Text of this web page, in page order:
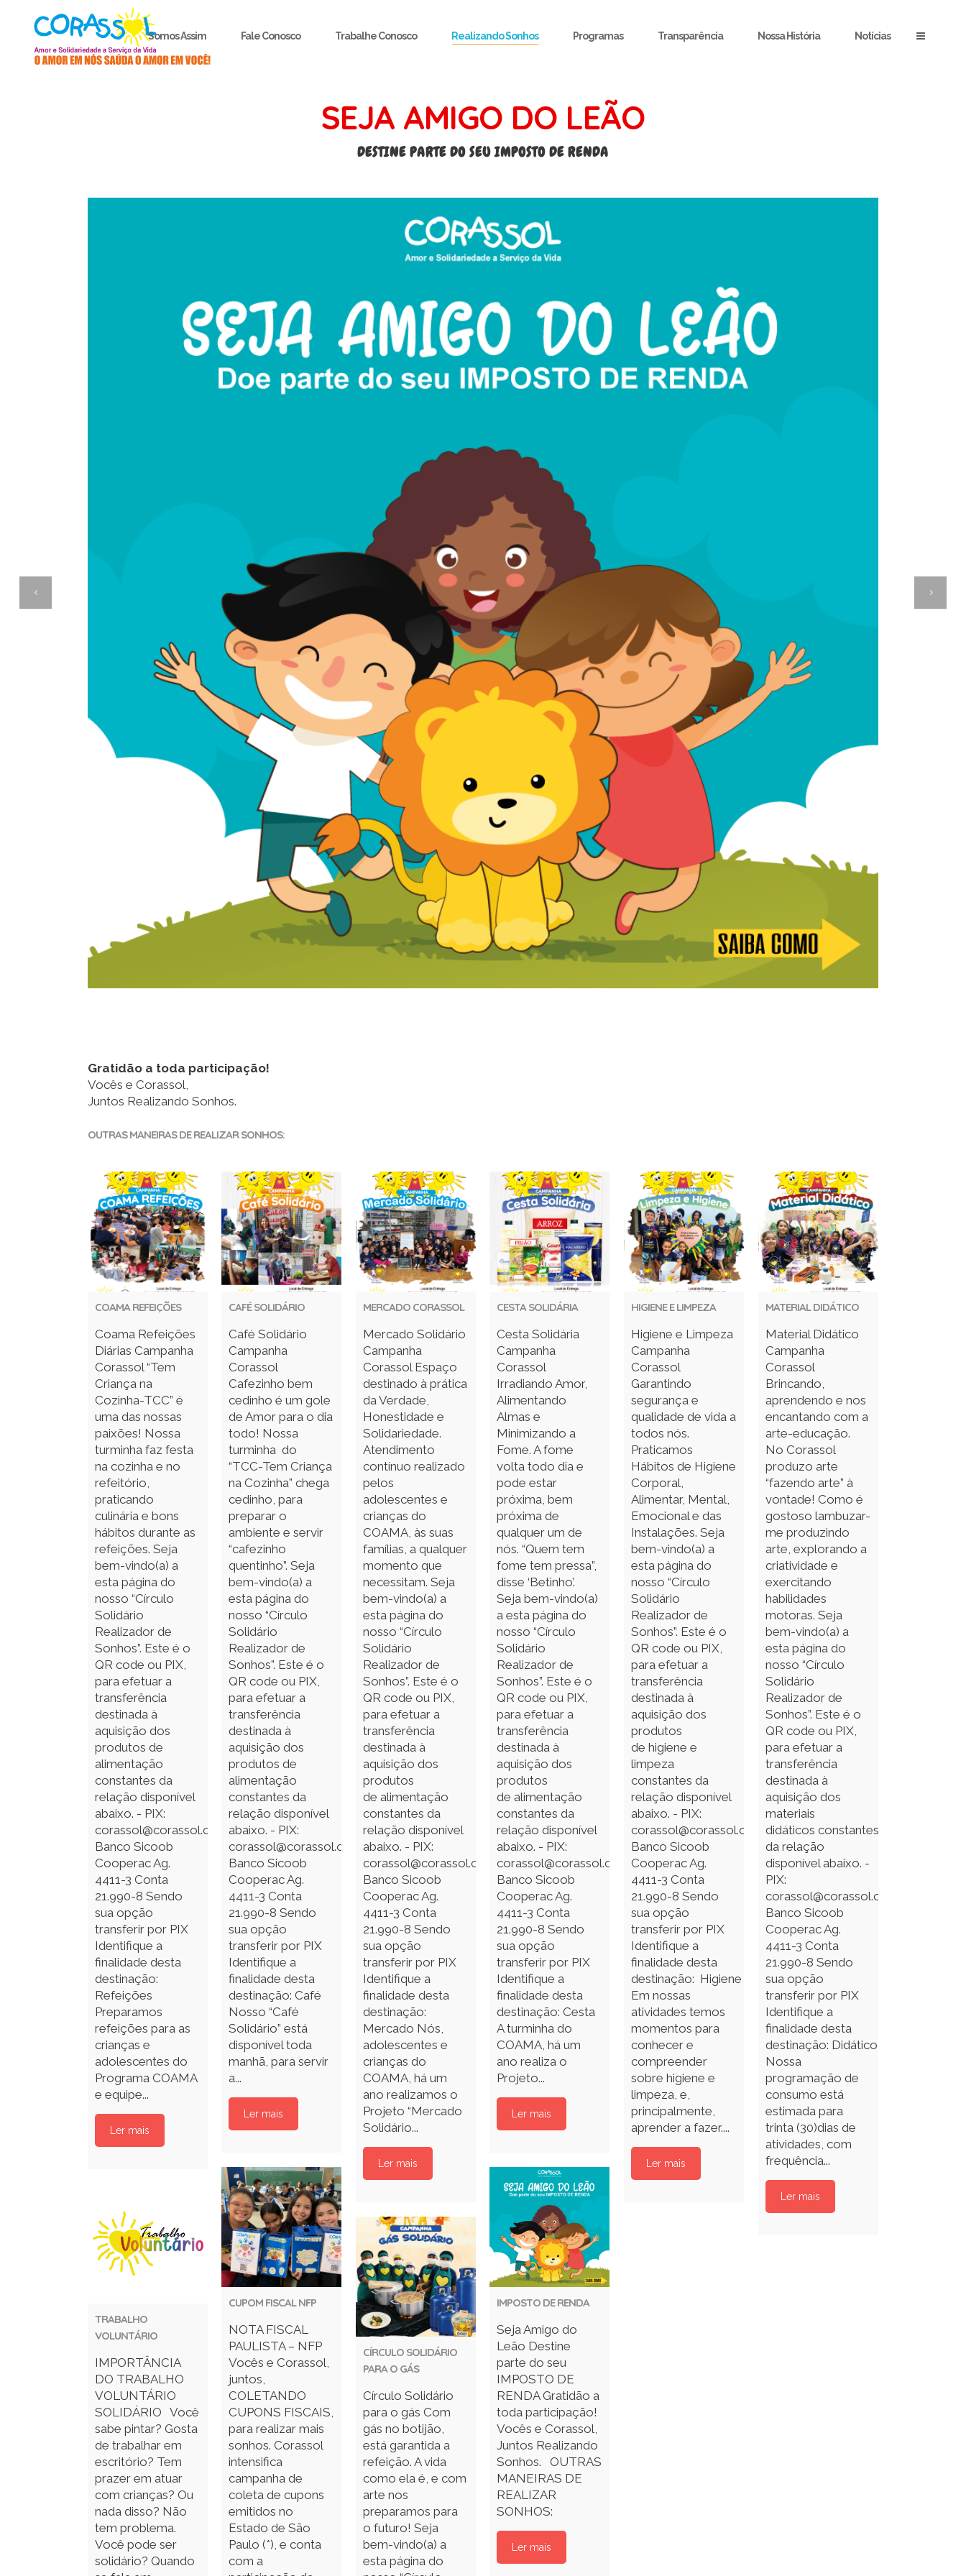
Somos Assim Fale Conosco Trabalhe Conosco Realizando Sonhos Programas Transparência Nossa História Notícias
SEJA AMIGO DO LEÃO
DESTINE PARTE DO SEU IMPOSTO DE RENDA
Gratidão a toda participação!
Vocês e Corassol,
Juntos Realizando Sonhos.
OUTRAS MANEIRAS DE REALIZAR SONHOS:
COAMA REFEIÇÕES
Coama Refeições
Diárias Campanha
Corassol “Tem
Criança na
Cozinha-TCC” é
uma das nossas
paixões! Nossa
turminha faz festa
na cozinha e no
refeitório,
praticando
culinária e bons
hábitos durante as
refeições. Seja
bem-vindo(a) a
esta página do
nosso “Círculo
Solidário
Realizador de
Sonhos”. Este é o
QR code ou PIX,
para efetuar a
transferência
destinada à
aquisição dos
produtos de
alimentação
constantes da
relação disponível
abaixo. - PIX:
corassol@corassol.org.br
Banco Sicoob
Cooperac Ag.
4411-3 Conta
21.990-8 Sendo
sua opção
transferir por PIX
Identifique a
finalidade desta
destinação:
Refeições
Preparamos
refeições para as
crianças e
adolescentes do
Programa COAMA
e equipe...
Ler mais
CAFÉ SOLIDÁRIO
Café Solidário
Campanha
Corassol
Cafezinho bem
cedinho é um gole
de Amor para o dia
todo! Nossa
turminha do
“TCC-Tem Criança
na Cozinha” chega
cedinho, para
preparar o
ambiente e servir
“cafezinho
quentinho”. Seja
bem-vindo(a) a
esta página do
nosso “Círculo
Solidário
Realizador de
Sonhos”. Este é o
QR code ou PIX,
para efetuar a
transferência
destinada à
aquisição dos
produtos de
alimentação
constantes da
relação disponível
abaixo. - PIX:
corassol@corassol.org.br
Banco Sicoob
Cooperac Ag.
4411-3 Conta
21.990-8 Sendo
sua opção
transferir por PIX
Identifique a
finalidade desta
destinação: Café
Nosso “Café
Solidário” está
disponível toda
manhã, para servir
a...
Ler mais
MERCADO CORASSOL
Mercado Solidário
Campanha
Corassol Espaço
destinado à prática
da Verdade,
Honestidade e
Solidariedade.
Atendimento
contínuo realizado
pelos
adolescentes e
crianças do
COAMA, às suas
famílias, a qualquer
momento que
necessitam. Seja
bem-vindo(a) a
esta página do
nosso “Círculo
Solidário
Realizador de
Sonhos”. Este é o
QR code ou PIX,
para efetuar a
transferência
destinada à
aquisição dos
produtos
de alimentação
constantes da
relação disponível
abaixo. - PIX:
corassol@corassol.org.br
Banco Sicoob
Cooperac Ag.
4411-3 Conta
21.990-8 Sendo
sua opção
transferir por PIX
Identifique a
finalidade desta
destinação:
Mercado Nós,
adolescentes e
crianças do
COAMA, há um
ano realizamos o
Projeto “Mercado
Solidário...
Ler mais
CESTA SOLIDÁRIA
Cesta Solidária
Campanha
Corassol
Irradiando Amor,
Alimentando
Almas e
Minimizando a
Fome. A fome
volta todo dia e
pode estar
próxima, bem
próxima de
qualquer um de
nós. “Quem tem
fome tem pressa”,
disse ‘Betinho’.
Seja bem-vindo(a)
a esta página do
nosso “Círculo
Solidário
Realizador de
Sonhos”. Este é o
QR code ou PIX,
para efetuar a
transferência
destinada à
aquisição dos
produtos
de alimentação
constantes da
relação disponível
abaixo. - PIX:
corassol@corassol.org.br
Banco Sicoob
Cooperac Ag.
4411-3 Conta
21.990-8 Sendo
sua opção
transferir por PIX
Identifique a
finalidade desta
destinação: Cesta
A turminha do
COAMA, há um
ano realiza o
Projeto...
Ler mais
HIGIENE E LIMPEZA
Higiene e Limpeza
Campanha
Corassol
Garantindo
segurança e
qualidade de vida a
todos nós.
Praticamos
Hábitos de Higiene
Corporal,
Alimentar, Mental,
Emocional e das
Instalações. Seja
bem-vindo(a) a
esta página do
nosso “Círculo
Solidário
Realizador de
Sonhos”. Este é o
QR code ou PIX,
para efetuar a
transferência
destinada à
aquisição dos
produtos
de higiene e
limpeza
constantes da
relação disponível
abaixo. - PIX:
corassol@corassol.org.br
Banco Sicoob
Cooperac Ag.
4411-3 Conta
21.990-8 Sendo
sua opção
transferir por PIX
Identifique a
finalidade desta
destinação: Higiene
Em nossas
atividades temos
momentos para
conhecer e
compreender
sobre higiene e
limpeza, e,
principalmente,
aprender a fazer....
Ler mais
MATERIAL DIDÁTICO
Material Didático
Campanha
Corassol
Brincando,
aprendendo e nos
encantando com a
arte-educação.
No Corassol
produzo arte
“fazendo arte” à
vontade! Como é
gostoso lambuzar-
me produzindo
arte, explorando a
criatividade e
exercitando
habilidades
motoras. Seja
bem-vindo(a) a
esta página do
nosso “Círculo
Solidário
Realizador de
Sonhos”. Este é o
QR code ou PIX,
para efetuar a
transferência
destinada à
aquisição dos
materiais
didáticos constantes
da relação
disponível abaixo. -
PIX:
corassol@corassol.org.br
Banco Sicoob
Cooperac Ag.
4411-3 Conta
21.990-8 Sendo
sua opção
transferir por PIX
Identifique a
finalidade desta
destinação: Didático
Nossa
programação de
consumo está
estimada para
trinta (30)dias de
atividades, com
frequência...
Ler mais
CUPOM FISCAL NFP
NOTA FISCAL
PAULISTA – NFP
Vocês e Corassol,
juntos,
COLETANDO
CUPONS FISCAIS,
para realizar mais
sonhos. Corassol
intensifica
campanha de
coleta de cupons
emitidos no
Estado de São
Paulo (*), e conta
com a
IMPOSTO DE RENDA
Seja Amigo do
Leão Destine
parte do seu
IMPOSTO DE
RENDA Gratidão a
toda participação!
Vocês e Corassol,
Juntos Realizando
Sonhos. OUTRAS
MANEIRAS DE
REALIZAR
SONHOS:
Ler mais
TRABALHO
VOLUNTÁRIO
IMPORTÂNCIA
DO TRABALHO
VOLUNTÁRIO
SOLIDÁRIO Você
sabe pintar? Gosta
de trabalhar em
escritório? Tem
prazer em atuar
com crianças? Ou
nada disso? Não
tem problema.
Você pode ser
solidário? Quando
CÍRCULO SOLIDÁRIO
PARA O GÁS
Círculo Solidário
para o gás Com
gás no botijão,
está garantida a
refeição. A vida
como ela é, e com
arte nos
preparamos para
o futuro! Seja
bem-vindo(a) a
esta página do